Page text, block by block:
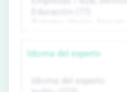
Idioma del experto